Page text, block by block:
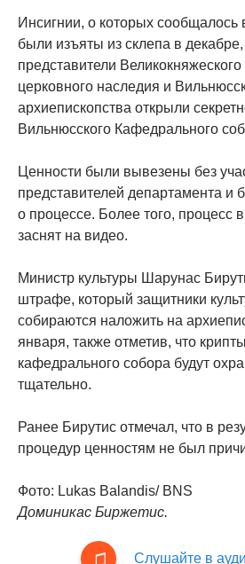
Инсигнии, о которых сообщалось
были изъяты из склепа в декабре,
представители
церковного наследия и
архиепископства открыли
Вильнюсского Кафедрального
Ценности были вывезены без
представителей департамента и
о процессе. Более того, процесс
заснят на видео.
Министр культуры Шарунас
штрафе, который защитники
собираются наложить на
января, также отметив, что
кафедрального собора будут
тщательно.
Ранее Бирутис отмечал, что в
процедур ценностям не был
Фото: Lukas Balandis/ BNS
Доминикас Биржетис.
Слушайте в